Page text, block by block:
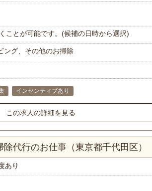
ことが可能です。(候補の日時から選択)
ング、その他のお掃除
インセンティブあり
この求人の詳細を見る
代行のお仕事（東京都千代田区）
あり